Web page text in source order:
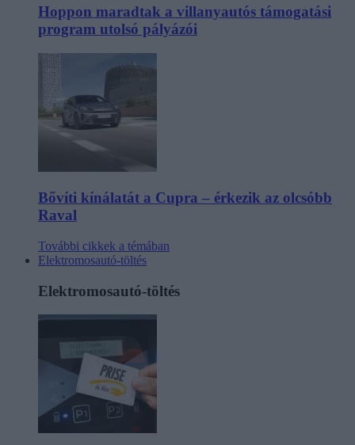
Hoppon maradtak a villanyautós támogatási
program utolsó pályázói
Bővíti kínálatát a Cupra – érkezik az olcsóbb
Raval
További cikkek a témában
Elektromosautó-töltés
Elektromosautó-töltés